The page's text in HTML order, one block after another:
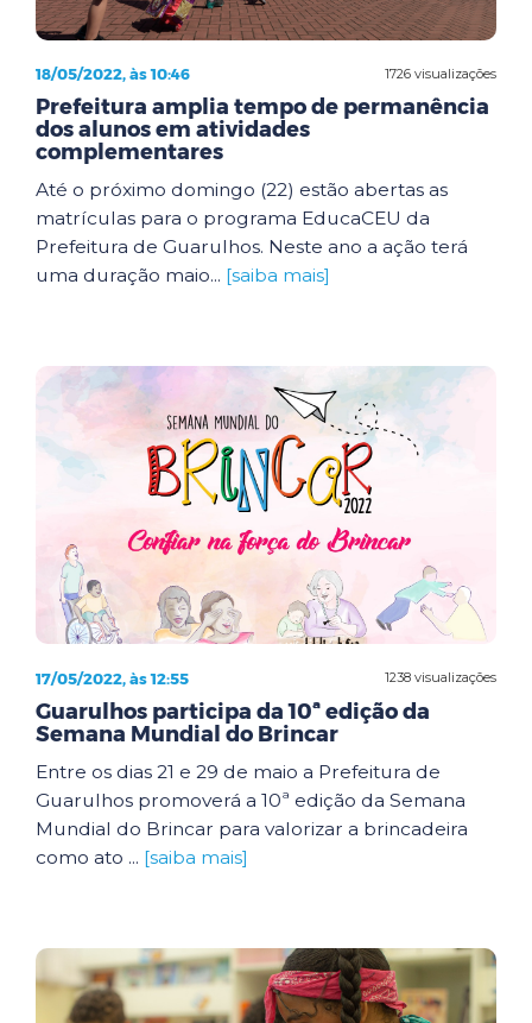
1726 visualizações
18/05/2022, às 10:46
Prefeitura amplia tempo de permanência
dos alunos em atividades
complementares
Até o próximo domingo (22) estão abertas as
matrículas para o programa EducaCEU da
Prefeitura de Guarulhos. Neste ano a ação terá
uma duração maio... [saiba mais]
1238 visualizações
17/05/2022, às 12:55
Guarulhos participa da 10ª edição da
Semana Mundial do Brincar
Entre os dias 21 e 29 de maio a Prefeitura de
Guarulhos promoverá a 10ª edição da Semana
Mundial do Brincar para valorizar a brincadeira
como ato ... [saiba mais]